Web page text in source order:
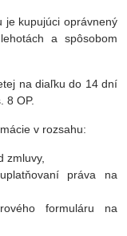
je kupujúci oprávnený
a spôsobom
na diaľku do 14 dní
8 OP.
v rozsahu:
zmluvy,
práva na
formuláru na